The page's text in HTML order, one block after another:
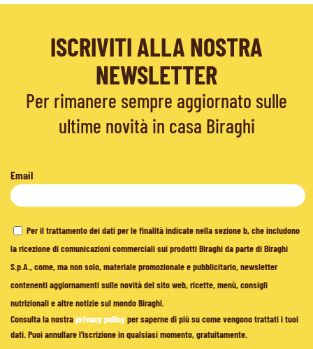
ISCRIVITI ALLA NOSTRA
NEWSLETTER
Per rimanere sempre aggiornato sulle
ultime novità in casa Biraghi
Email
Per il trattamento dei dati per le finalità indicate nella sezione b, che includono
la ricezione di comunicazioni commerciali sui prodotti Biraghi da parte di Biraghi
S.p.A., come, ma non solo, materiale promozionale e pubblicitario, newsletter
contenenti aggiornamenti sulle novità del sito web, ricette, menù, consigli
nutrizionali e altre notizie sul mondo Biraghi.
Consulta la nostraprivacy policyper saperne di più su come vengono trattati i tuoi
dati. Puoi annullare l'iscrizione in qualsiasi momento, gratuitamente.